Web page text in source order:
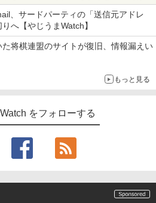
【空いた時間でなにしてる？】
、サードパーティの「送信元アドレ
へ【やじうまWatch】
将棋連盟のサイトが復旧、情報漏えい
もっと見る
をフォローする